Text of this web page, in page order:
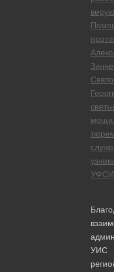
мощи
УИС